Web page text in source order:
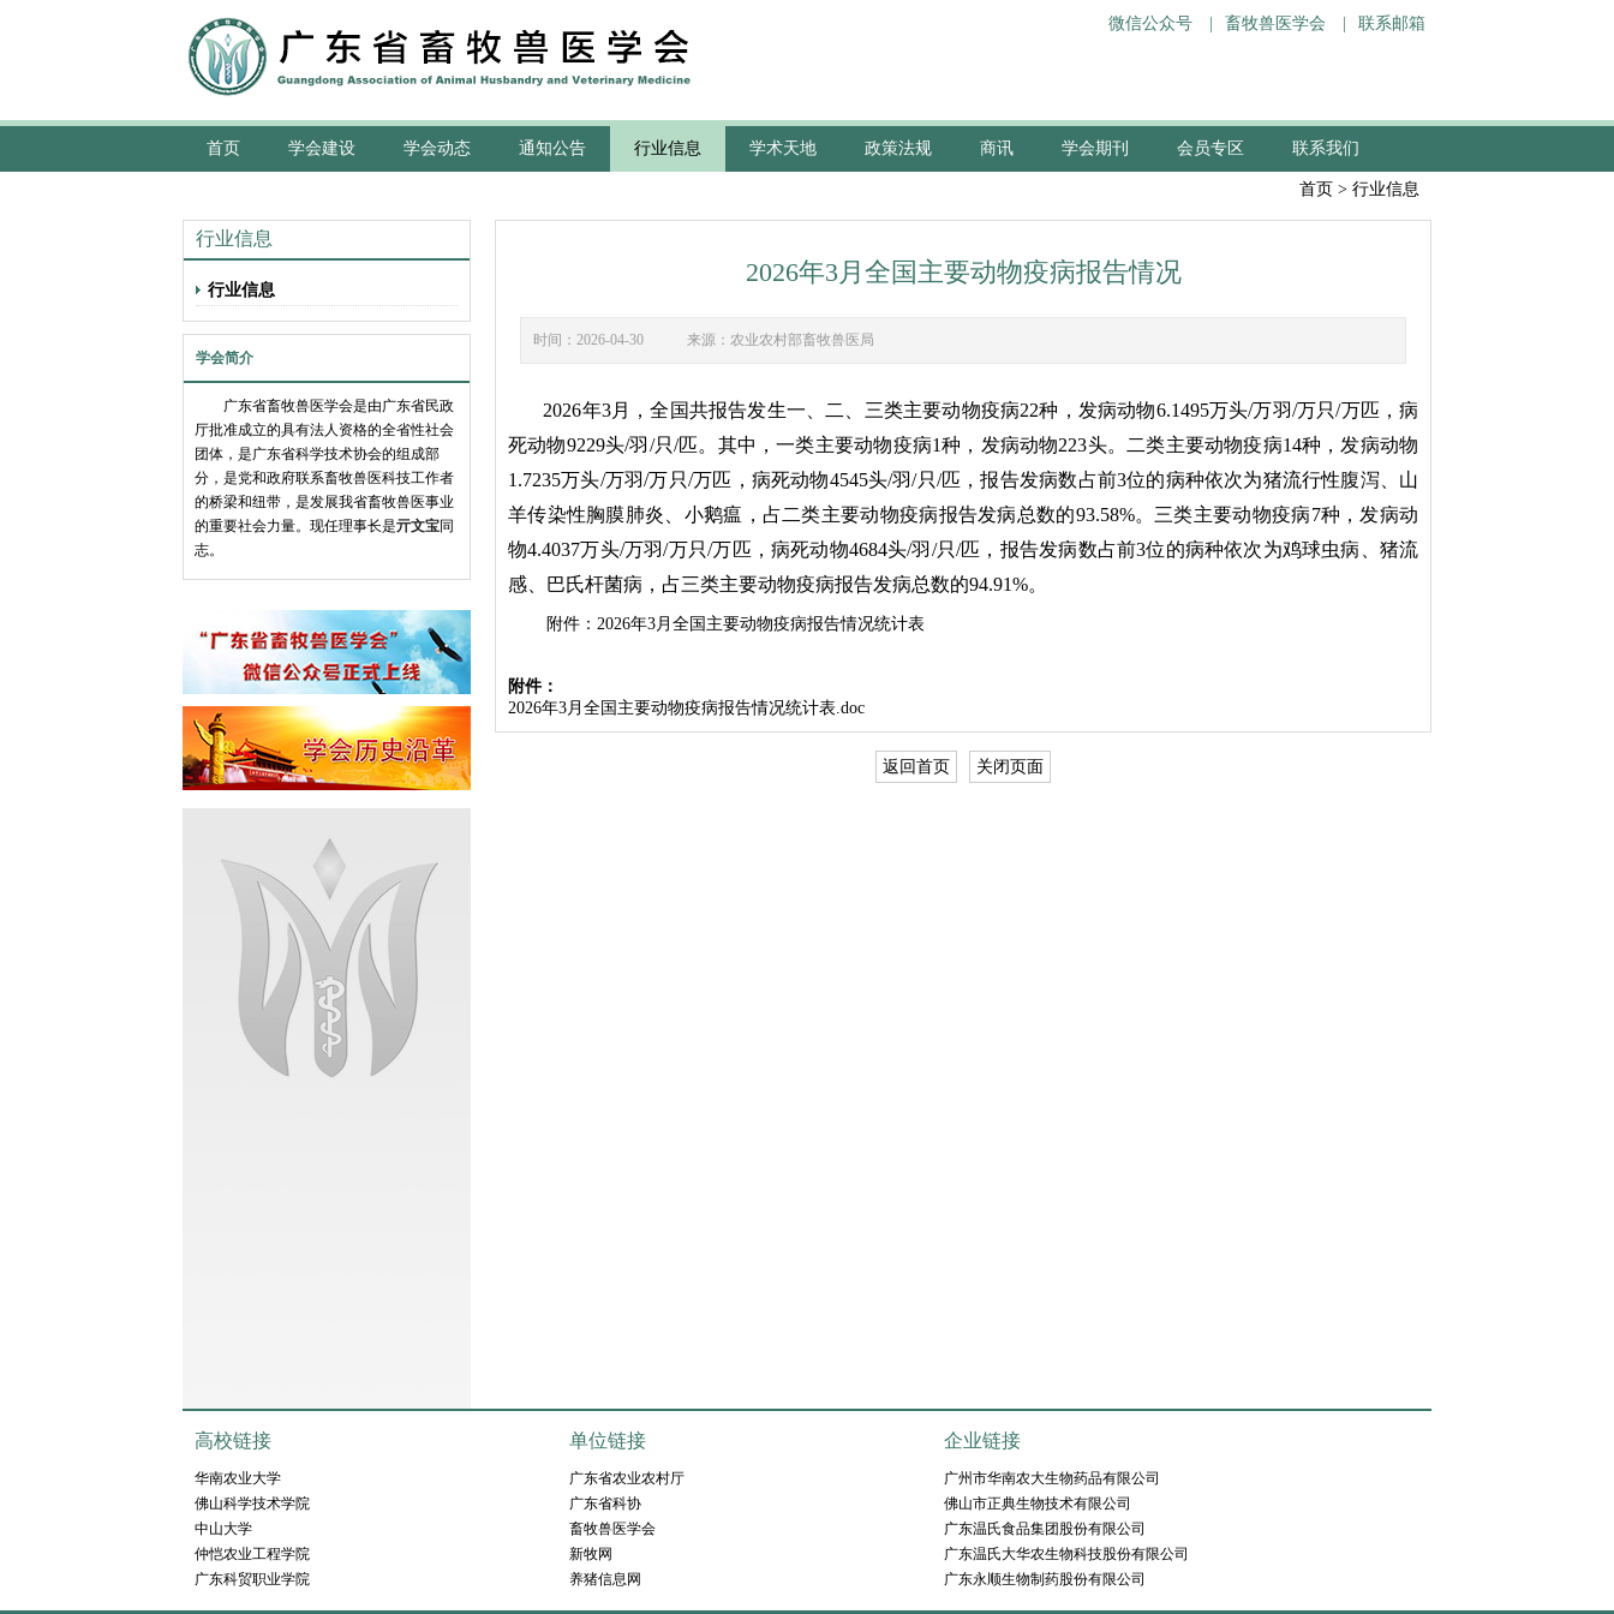
微信公众号 畜牧兽医学会 联系邮箱
首页 学会建设 学会动态 通知公告 行业信息 学术天地 政策法规 商讯 学会期刊 会员专区 联系我们
首页 > 行业信息
行业信息
行业信息
学会简介
广东省畜牧兽医学会是由广东省民政
厅批准成立的具有法人资格的全省性社会
团体，是广东省科学技术协会的组成部
分，是党和政府联系畜牧兽医科技工作者
的桥梁和纽带，是发展我省畜牧兽医事业
的重要社会力量。现任理事长是亓文宝同
志。
2026年3月全国主要动物疫病报告情况
时间：2026-04-30 来源：农业农村部畜牧兽医局
2026年3月，全国共报告发生一、二、三类主要动物疫病22种， 发病动物6.1495万头/万羽/万只/万匹，病
死动物9229头/羽 /只/匹。其中，一类主要动物疫病1种，发病动物223头。二类主要动物疫病14种，发病动物
1.7235万头/万羽/万只/万匹，病死动物4545头/羽/只/匹，报告发病数占前3位的病种依次为猪流行性腹泻、 山
羊传染性胸膜肺炎、 小鹅瘟 ，占二类主要动物疫病报告发病总数的93.58%。三类主要动物疫病7种，发病动
物4.4037万头/万羽/万只/万匹，病死动物4684头/羽 /只/匹，报告发病数占前3位的病种依次为鸡球虫病、猪流
感、巴氏杆菌病，占三类主要动物疫病报告发病总数的94.91%。
附件： 2026年3月全国主要动物疫病报告情况统计表
附件：
2026年3月全国主要动物疫病报告情况统计表.doc
返回首页 关闭页面
高校链接
华南农业大学
佛山科学技术学院
中山大学
仲恺农业工程学院
广东科贸职业学院
单位链接
广东省农业农村厅
广东省科协
畜牧兽医学会
新牧网
养猪信息网
企业链接
广州市华南农大生物药品有限公司
佛山市正典生物技术有限公司
广东温氏食品集团股份有限公司
广东温氏大华农生物科技股份有限公司
广东永顺生物制药股份有限公司